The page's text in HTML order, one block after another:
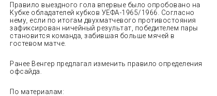
Правило выездного гола впервые было опробовано на
Кубке обладателей кубков УЕФА-1965/1966. Согласно
нему, если по итогам двухматчевого противостояния
зафиксирован ничейный результат, победителем пары
становится команда, забившая больше мячей в
гостевом матче.
Ранее Венгер предлагал изменить правило определения
офсайда.
По материалам: